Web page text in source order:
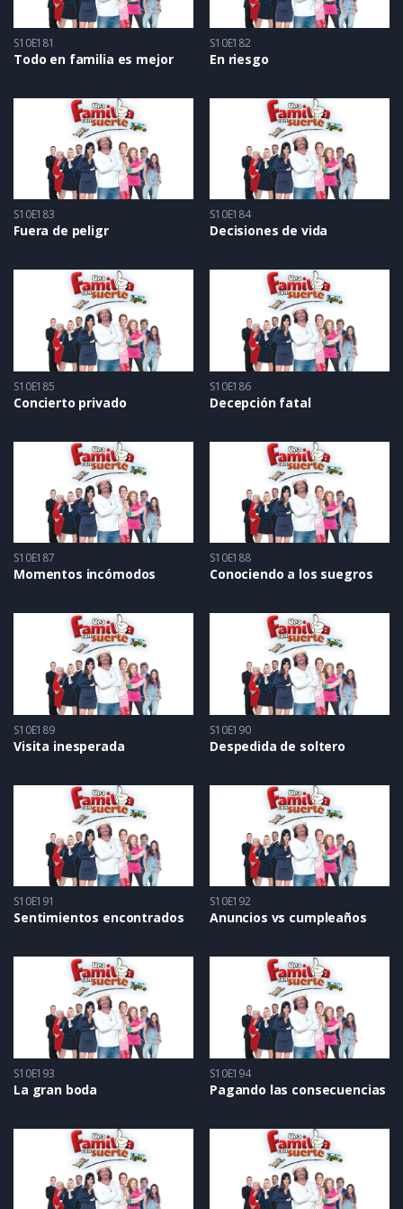
S10E181
Todo en familia es mejor
S10E182
En riesgo
S10E183
Fuera de peligr
S10E184
Decisiones de vida
S10E185
Concierto privado
S10E186
Decepción fatal
S10E187
Momentos incómodos
S10E188
Conociendo a los suegros
S10E189
Visita inesperada
S10E190
Despedida de soltero
S10E191
Sentimientos encontrados
S10E192
Anuncios vs cumpleaños
S10E193
La gran boda
S10E194
Pagando las consecuencias